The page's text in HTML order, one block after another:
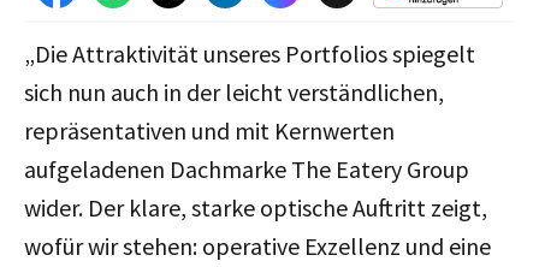
„Die Attraktivität unseres Portfolios spiegelt
sich nun auch in der leicht verständlichen,
repräsentativen und mit Kernwerten
aufgeladenen Dachmarke The Eatery Group
wider. Der klare, starke optische Auftritt zeigt,
wofür wir stehen: operative Exzellenz und eine